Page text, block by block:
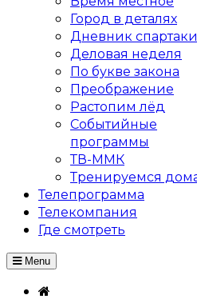
Город в деталях
Дневник
Деловая неделя
По букве закона
Преображение
Растопим лёд
Событийные
программы
ТВ-ММК
Тренируемся
Телепрограмма
Телекомпания
Где смотреть
Menu